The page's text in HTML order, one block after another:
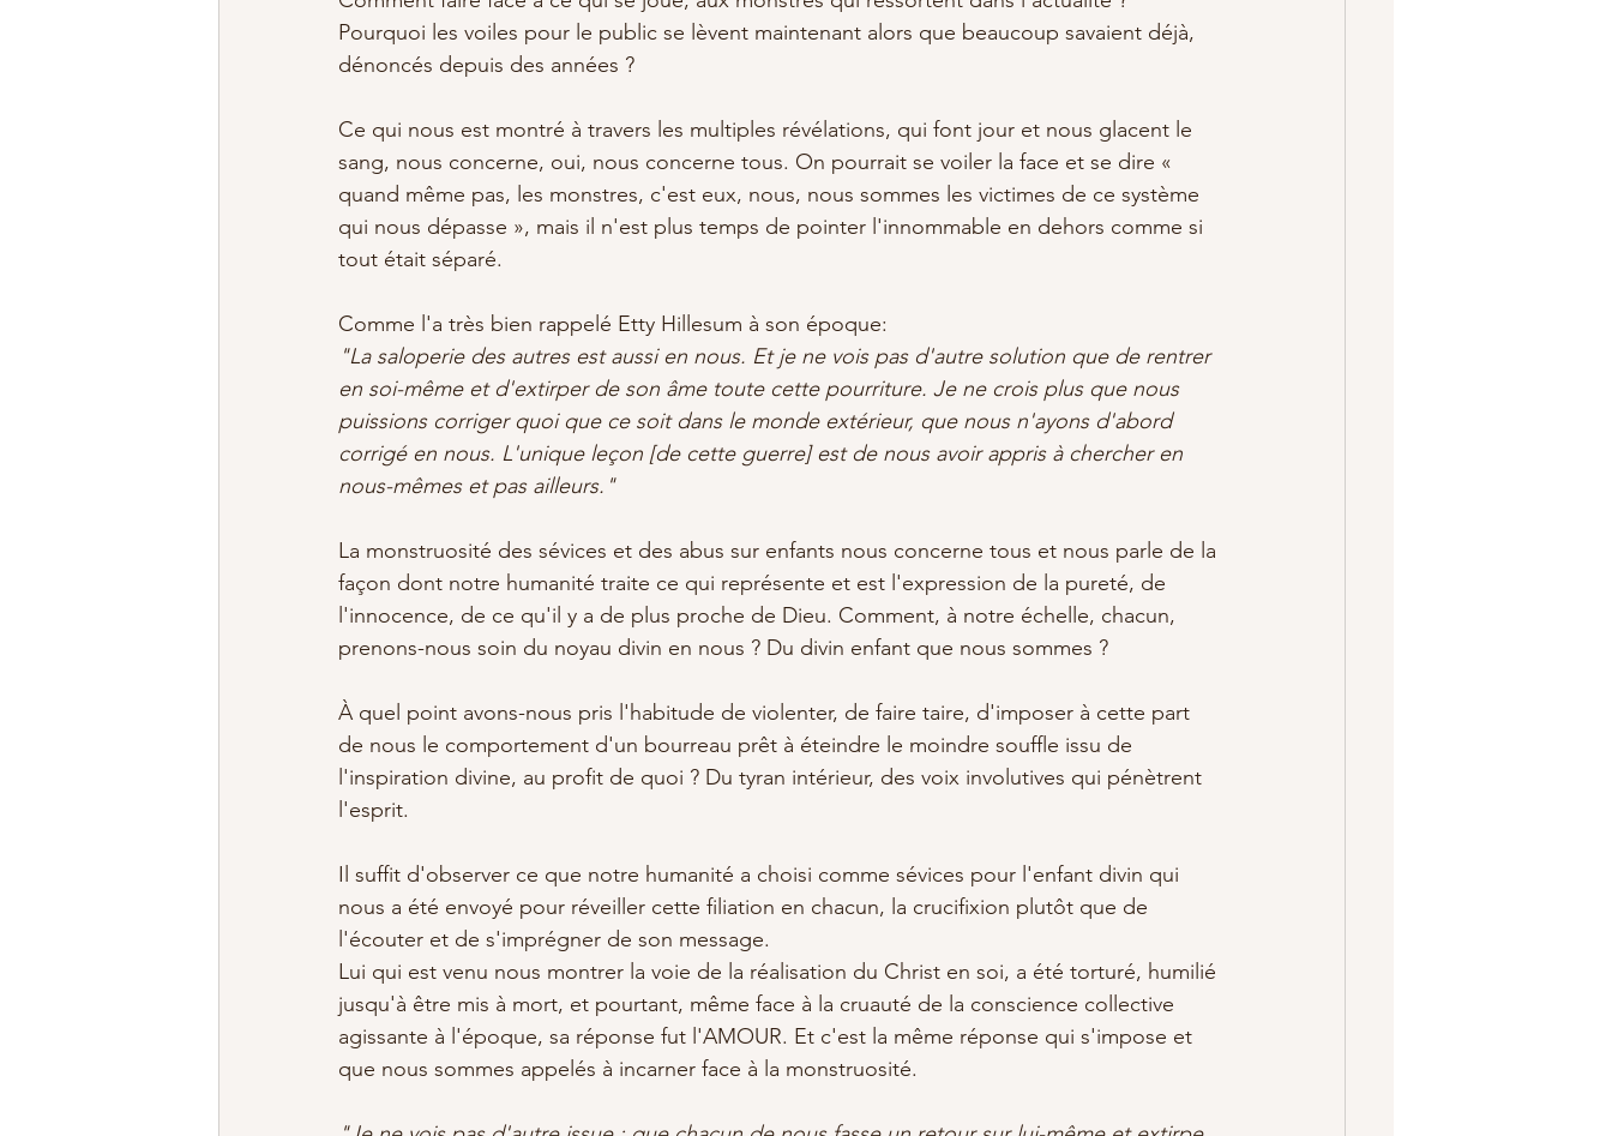
Pourquoi les voiles pour le public se lèvent maintenant alors que beaucoup savaient déjà,
dénoncés depuis des années ?
Ce qui nous est montré à travers les multiples révélations, qui font jour et nous glacent le
sang, nous concerne, oui, nous concerne tous. On pourrait se voiler la face et se dire «
quand même pas, les monstres, c'est eux, nous, nous sommes les victimes de ce système
qui nous dépasse », mais il n'est plus temps de pointer l'innommable en dehors comme si
tout était séparé.
Comme l'a très bien rappelé Etty Hillesum à son époque:
"La saloperie des autres est aussi en nous. Et je ne vois pas d'autre solution que de rentrer
en soi-même et d'extirper de son âme toute cette pourriture. Je ne crois plus que nous
puissions corriger quoi que ce soit dans le monde extérieur, que nous n'ayons d'abord
corrigé en nous. L'unique leçon [de cette guerre] est de nous avoir appris à chercher en
nous-mêmes et pas ailleurs."
La monstruosité des sévices et des abus sur enfants nous concerne tous et nous parle de la
façon dont notre humanité traite ce qui représente et est l'expression de la pureté, de
l'innocence, de ce qu'il y a de plus proche de Dieu. Comment, à notre échelle, chacun,
prenons-nous soin du noyau divin en nous ? Du divin enfant que nous sommes ?
À quel point avons-nous pris l'habitude de violenter, de faire taire, d'imposer à cette part
de nous le comportement d'un bourreau prêt à éteindre le moindre souffle issu de
l'inspiration divine, au profit de quoi ? Du tyran intérieur, des voix involutives qui pénètrent
l'esprit.
Il suffit d'observer ce que notre humanité a choisi comme sévices pour l'enfant divin qui
nous a été envoyé pour réveiller cette filiation en chacun, la crucifixion plutôt que de
l'écouter et de s'imprégner de son message.
Lui qui est venu nous montrer la voie de la réalisation du Christ en soi, a été torturé, humilié
jusqu'à être mis à mort, et pourtant, même face à la cruauté de la conscience collective
agissante à l'époque, sa réponse fut l'AMOUR. Et c'est la même réponse qui s'impose et
que nous sommes appelés à incarner face à la monstruosité.